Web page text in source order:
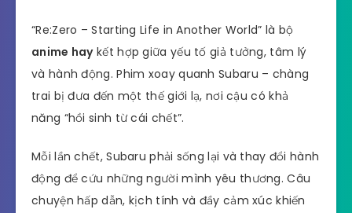
“Re:Zero – Starting Life in Another World” là bộ
anime haykết hợp giữa yếu tố giả tưởng, tâm lý
và hành động. Phim xoay quanh Subaru – chàng
trai bị đưa đến một thế giới lạ, nơi cậu có khả
năng “hồi sinh từ cái chết”.
Mỗi lần chết, Subaru phải sống lại và thay đổi hành
động để cứu những người mình yêu thương. Câu
chuyện hấp dẫn, kịch tính và đầy cảm xúc khiến